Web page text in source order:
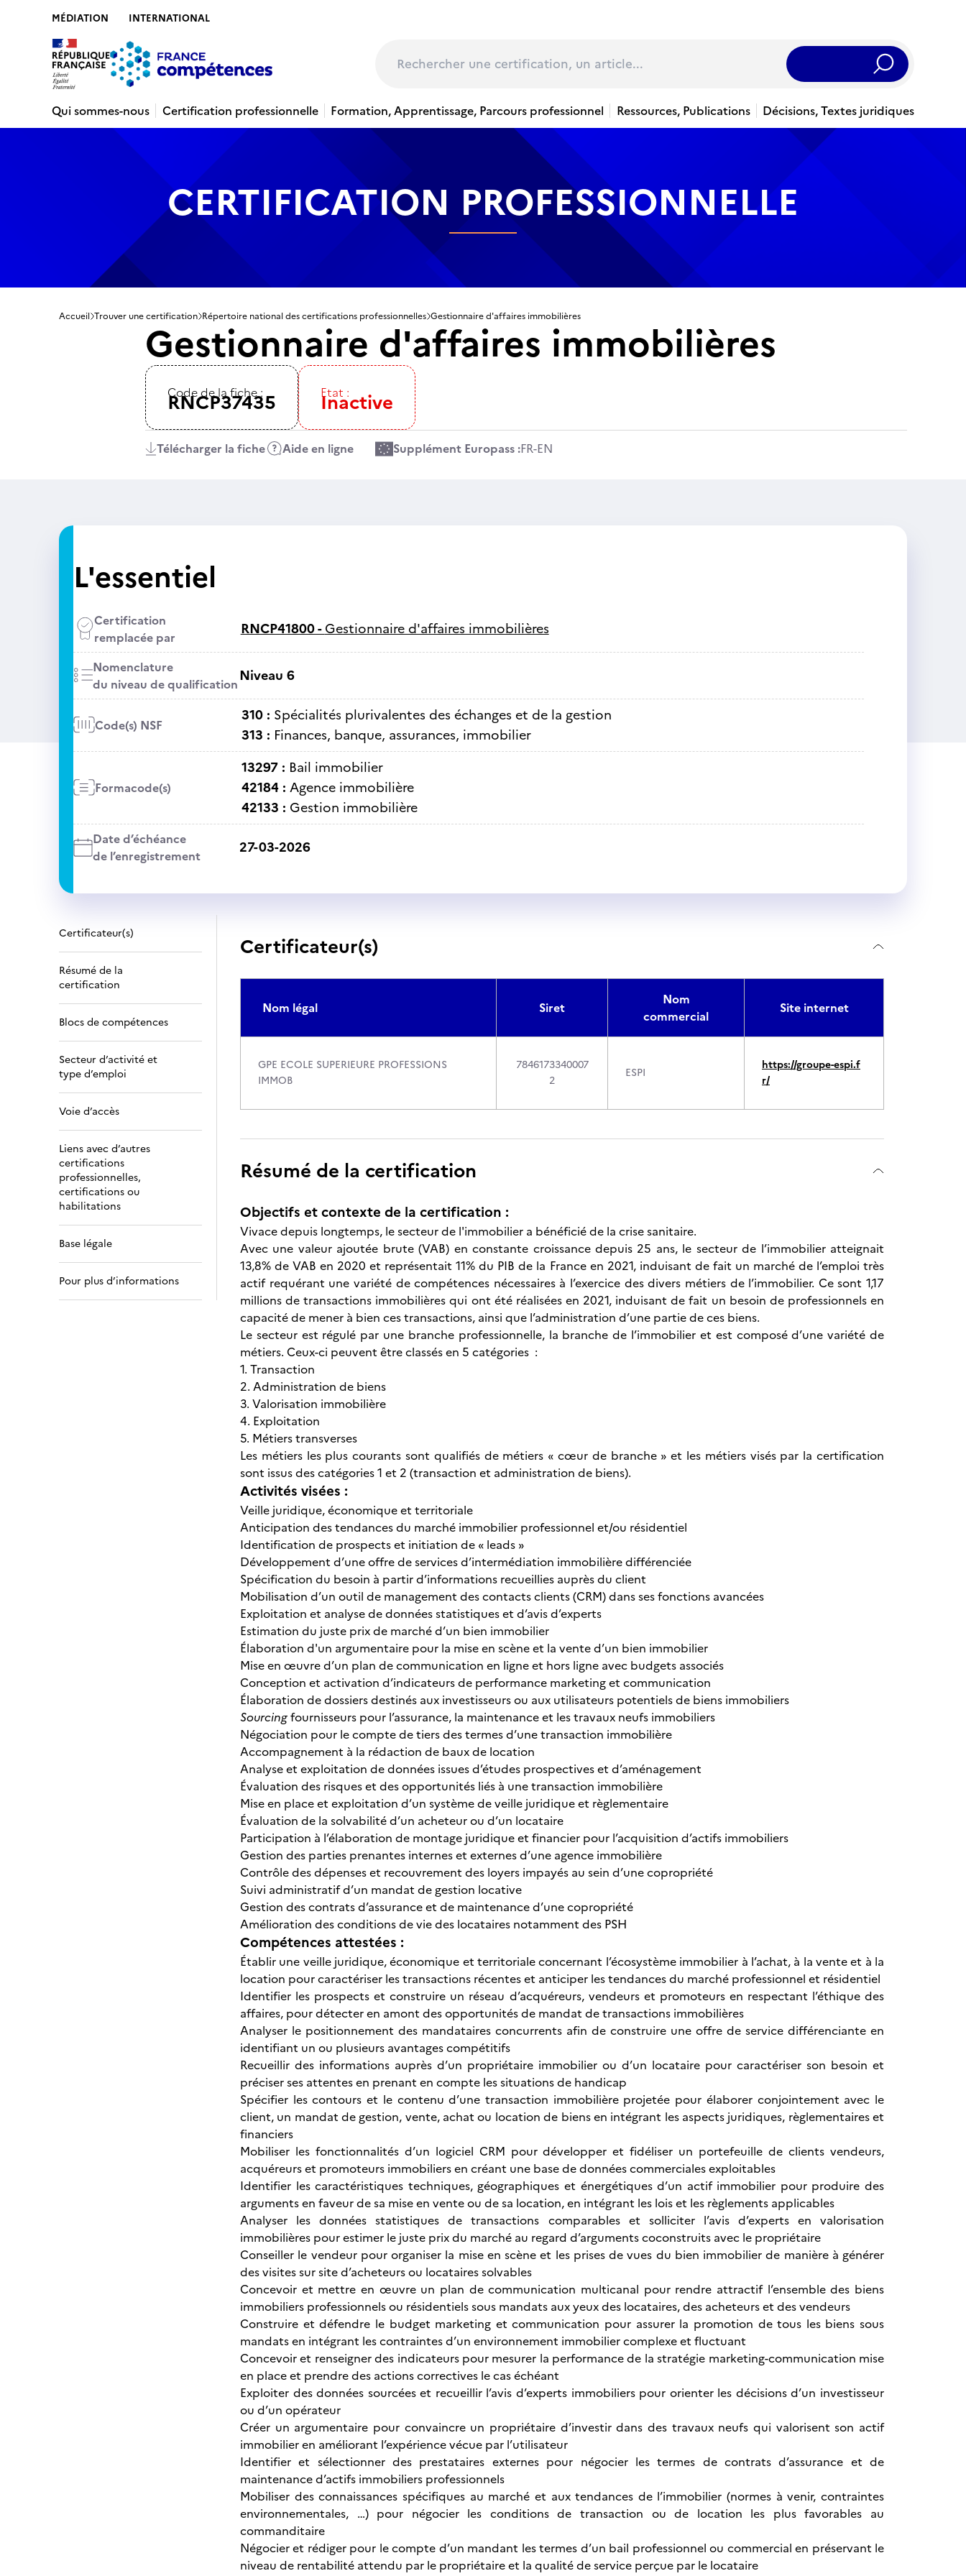
MÉDIATION INTERNATIONAL
Rechercher
Qui sommes-nous
Certification professionnelle Formation, Apprentissage, Parcours professionnel Ressources, Publications Décisions, Textes juridiques
CERTIFICATION PROFESSIONNELLE
Accueil Trouver une certification Répertoire national des certifications professionnelles Gestionnaire d'affaires immobilières
Gestionnaire d'affaires immobilières
Code de la fiche :
RNCP37435 Etat :
Inactive
Télécharger la fiche Aide en ligne Supplément Europass :FR-EN
L'essentiel
Certification
remplacée par
RNCP41800 -Gestionnaire d'affaires immobilières
Nomenclature
du niveau de qualificationNiveau 6
Code(s) NSF
310 : Spécialités plurivalentes des échanges et de la gestion
313 : Finances, banque, assurances, immobilier
Formacode(s)
13297 : Bail immobilier
42184 : Agence immobilière
42133 : Gestion immobilière
Date d’échéance
de l’enregistrement
27-03-2026
Certificateur(s)
Résumé de la
certification
Blocs de compétences
Secteur d’activité et
type d’emploi
Voie d’accès
Liens avec d’autres
certifications
professionnelles,
certifications ou
habilitations
Base légale
Pour plus d’informations
Certificateur(s)
Nom légal Siret
Nom
commercial
Site internet
GPE ECOLE SUPERIEURE PROFESSIONS
IMMOB
7846173340007
2
ESPI
https://groupe-espi.f
r/
Résumé de la certification
Objectifs et contexte de la certification :
Vivace depuis longtemps, le secteur de l'immobilier a bénéficié de la crise sanitaire.
Avec une valeur ajoutée brute (VAB) en constante croissance depuis 25 ans, le secteur de l’immobilier atteignait
13,8% de VAB en 2020 et représentait 11% du PIB de la France en 2021, induisant de fait un marché de l’emploi très
actif requérant une variété de compétences nécessaires à l’exercice des divers métiers de l’immobilier. Ce sont 1,17
millions de transactions immobilières qui ont été réalisées en 2021, induisant de fait un besoin de professionnels en
capacité de mener à bien ces transactions, ainsi que l’administration d’une partie de ces biens.
Le secteur est régulé par une branche professionnelle, la branche de l’immobilier et est composé d’une variété de
métiers. Ceux-ci peuvent être classés en 5 catégories :
1. Transaction
2. Administration de biens
3. Valorisation immobilière
4. Exploitation
5. Métiers transverses
Les métiers les plus courants sont qualifiés de métiers « cœur de branche » et les métiers visés par la certification
sont issus des catégories 1 et 2 (transaction et administration de biens).
Activités visées :
Veille juridique, économique et territoriale
Anticipation des tendances du marché immobilier professionnel et/ou résidentiel
Identification de prospects et initiation de « leads »
Développement d’une offre de services d’intermédiation immobilière différenciée
Spécification du besoin à partir d’informations recueillies auprès du client
Mobilisation d’un outil de management des contacts clients (CRM) dans ses fonctions avancées
Exploitation et analyse de données statistiques et d’avis d’experts
Estimation du juste prix de marché d’un bien immobilier
Élaboration d'un argumentaire pour la mise en scène et la vente d’un bien immobilier
Mise en œuvre d’un plan de communication en ligne et hors ligne avec budgets associés
Conception et activation d’indicateurs de performance marketing et communication
Élaboration de dossiers destinés aux investisseurs ou aux utilisateurs potentiels de biens immobiliers
Sourcingfournisseurs pour l’assurance, la maintenance et les travaux neufs immobiliers
Négociation pour le compte de tiers des termes d’une transaction immobilière
Accompagnement à la rédaction de baux de location
Analyse et exploitation de données issues d’études prospectives et d’aménagement
Évaluation des risques et des opportunités liés à une transaction immobilière
Mise en place et exploitation d’un système de veille juridique et règlementaire
Évaluation de la solvabilité d’un acheteur ou d’un locataire
Participation à l’élaboration de montage juridique et financier pour l’acquisition d’actifs immobiliers
Gestion des parties prenantes internes et externes d’une agence immobilière
Contrôle des dépenses et recouvrement des loyers impayés au sein d’une copropriété
Suivi administratif d’un mandat de gestion locative
Gestion des contrats d’assurance et de maintenance d’une copropriété
Amélioration des conditions de vie des locataires notamment des PSH
Compétences attestées :
Établir une veille juridique, économique et territoriale concernant l’écosystème immobilier à l’achat, à la vente et à la
location pour caractériser les transactions récentes et anticiper les tendances du marché professionnel et résidentiel
Identifier les prospects et construire un réseau d’acquéreurs, vendeurs et promoteurs en respectant l’éthique des
affaires, pour détecter en amont des opportunités de mandat de transactions immobilières
Analyser le positionnement des mandataires concurrents afin de construire une offre de service différenciante en
identifiant un ou plusieurs avantages compétitifs
Recueillir des informations auprès d’un propriétaire immobilier ou d’un locataire pour caractériser son besoin et
préciser ses attentes en prenant en compte les situations de handicap
Spécifier les contours et le contenu d’une transaction immobilière projetée pour élaborer conjointement avec le
client, un mandat de gestion, vente, achat ou location de biens en intégrant les aspects juridiques, règlementaires et
financiers
Mobiliser les fonctionnalités d’un logiciel CRM pour développer et fidéliser un portefeuille de clients vendeurs,
acquéreurs et promoteurs immobiliers en créant une base de données commerciales exploitables
Identifier les caractéristiques techniques, géographiques et énergétiques d’un actif immobilier pour produire des
arguments en faveur de sa mise en vente ou de sa location, en intégrant les lois et les règlements applicables
Analyser les données statistiques de transactions comparables et solliciter l’avis d’experts en valorisation
immobilières pour estimer le juste prix du marché au regard d’arguments coconstruits avec le propriétaire
Conseiller le vendeur pour organiser la mise en scène et les prises de vues du bien immobilier de manière à générer
des visites sur site d’acheteurs ou locataires solvables
Concevoir et mettre en œuvre un plan de communication multicanal pour rendre attractif l’ensemble des biens
immobiliers professionnels ou résidentiels sous mandats aux yeux des locataires, des acheteurs et des vendeurs
Construire et défendre le budget marketing et communication pour assurer la promotion de tous les biens sous
mandats en intégrant les contraintes d’un environnement immobilier complexe et fluctuant
Concevoir et renseigner des indicateurs pour mesurer la performance de la stratégie marketing-communication mise
en place et prendre des actions correctives le cas échéant
Exploiter des données sourcées et recueillir l’avis d’experts immobiliers pour orienter les décisions d’un investisseur
ou d’un opérateur
Créer un argumentaire pour convaincre un propriétaire d’investir dans des travaux neufs qui valorisent son actif
immobilier en améliorant l’expérience vécue par l’utilisateur
Identifier et sélectionner des prestataires externes pour négocier les termes de contrats d’assurance et de
maintenance d’actifs immobiliers professionnels
Mobiliser des connaissances spécifiques au marché et aux tendances de l’immobilier (normes à venir, contraintes
environnementales, …) pour négocier les conditions de transaction ou de location les plus favorables au
commanditaire
Négocier et rédiger pour le compte d’un mandant les termes d’un bail professionnel ou commercial en préservant le
niveau de rentabilité attendu par le propriétaire et la qualité de service perçue par le locataire